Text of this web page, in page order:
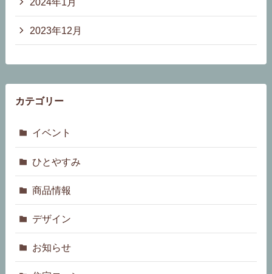
2023年12月
カテゴリー
イベント
ひとやすみ
商品情報
デザイン
お知らせ